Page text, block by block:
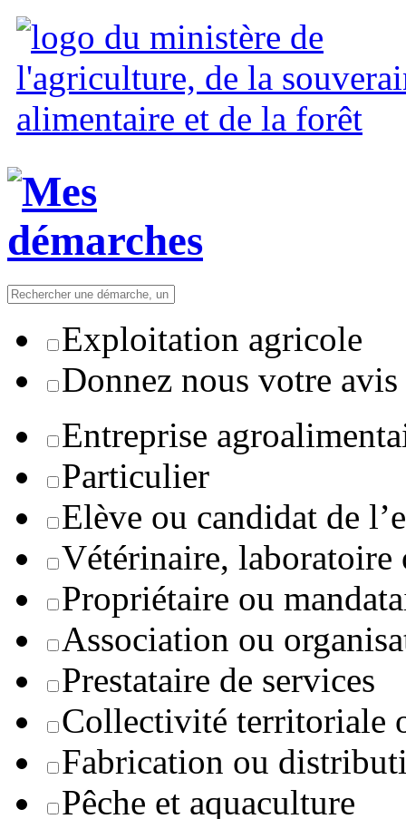
Exploitation agricole
Donnez nous votre avis
Entreprise
Particulier
Elève ou candidat de
Vétérinaire, laboratoire
Propriétaire ou
Association ou
Prestataire de services
Collectivité territoriale
Fabrication ou
Pêche et aquaculture